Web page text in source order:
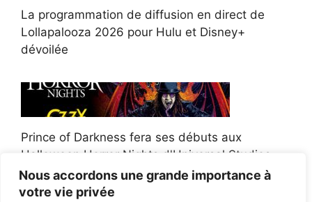
Nous accordons une grande importance à
votre vie privée
La programmation de diffusion en direct de
Lollapalooza 2026 pour Hulu et Disney+
dévoilée
Prince of Darkness fera ses débuts aux
Halloween Horror Nights d'Universal Studios